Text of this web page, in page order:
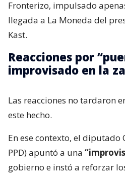
Fronterizo, impulsado
llegada a La Moneda del
Kast.
Reacciones por
improvisado en la
Las reacciones no tardaron
este hecho.
En ese contexto, el diputado
PPD) apuntó a una
gobierno e instó a reforzar